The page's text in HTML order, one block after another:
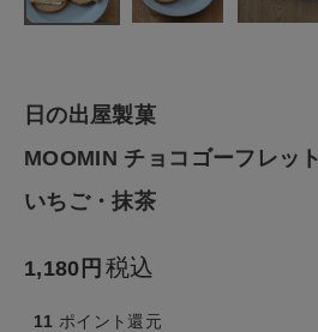
ナチュラル服
生活雑貨
食品
ギフト
日の出屋製菓
MOOMIN チョコゴーフレット
いちご・抹茶
1,180 税込
11 ポイント還元